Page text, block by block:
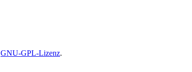
GNU-GPL-Lizenz.